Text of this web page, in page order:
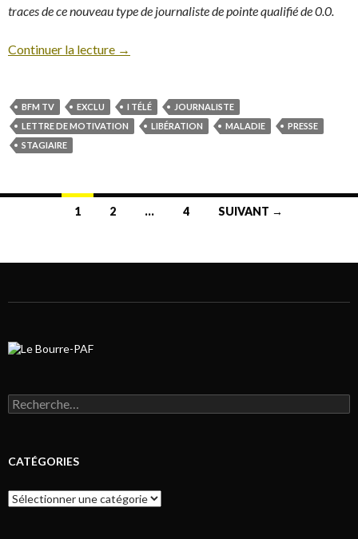
traces de ce nouveau type de journaliste de pointe qualifié de 0.0.
Continuer la lecture →
BFM TV EXCLU I TÉLÉ
JOURNALISTE
LETTRE DE MOTIVATION
LIBÉRATION MALADIE
PRESSE
STAGIAIRE
1 2 … 4 SUIVANT →
Rechercher :
CATÉGORIES
Catégories